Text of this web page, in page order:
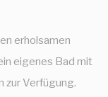
erholsamen
eigenes Bad mit
zur Verfügung.